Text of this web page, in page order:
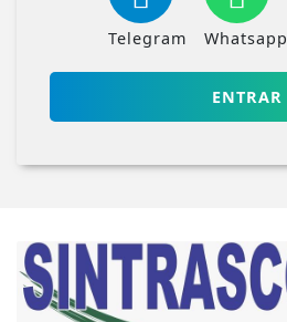
Telegram Whatsapp
ENTRAR